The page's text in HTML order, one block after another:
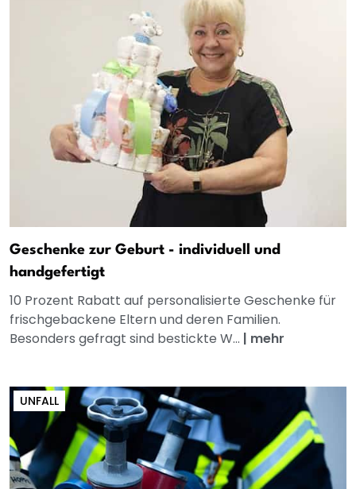
Geschenke zur Geburt - individuell und
handgefertigt
10 Prozent Rabatt auf personalisierte Geschenke für
frischgebackene Eltern und deren Familien.
Besonders gefragt sind bestickte W... | mehr
UNFALL